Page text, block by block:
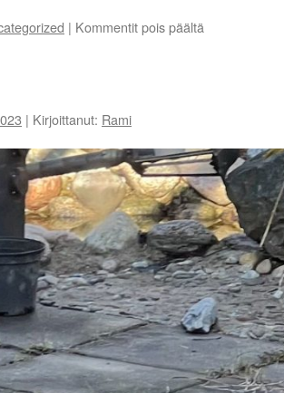
| Kommentit pois päältä
| Kirjoittanut: Rami